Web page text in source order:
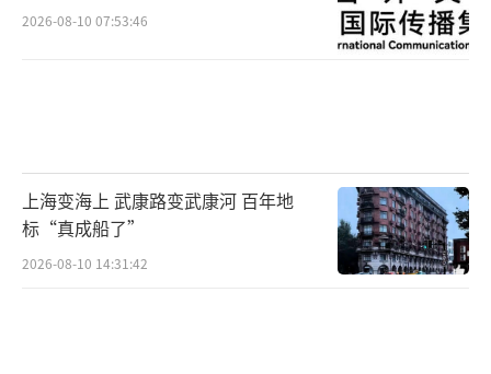
2026-08-10 07:53:46
上海变海上 武康路变武康河 百年地
标“真成船了”
2026-08-10 14:31:42